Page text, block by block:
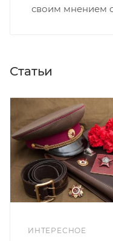
своим мнением
Статьи
ИНТЕРЕСНОЕ